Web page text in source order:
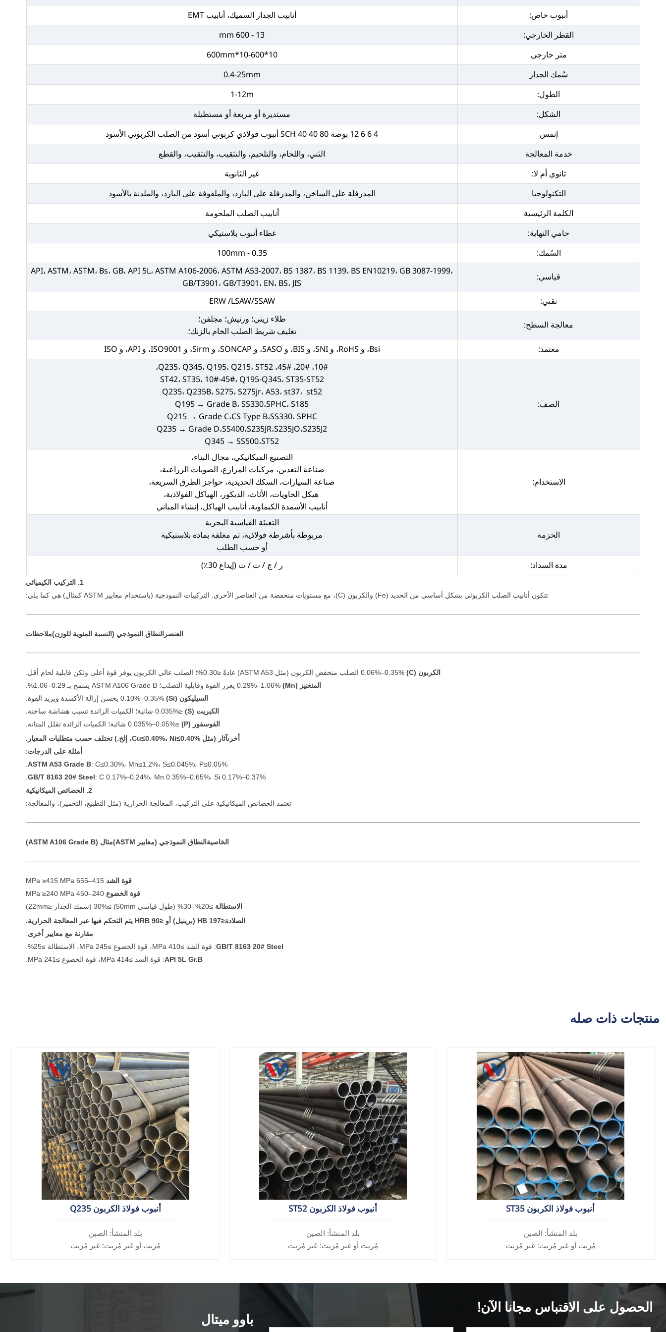
أنبوب خاص:
أنابيب الجدار السميك، أنابيب EMT
القطر الخارجي:
13 - 600 mm
متر خارجي
10*10-600*600mm
سُمك الجدار
0.4-25mm
الطول:
1-12m
الشكل:
مستديرة أو مربعة أو مستطيلة
إتمس
4 6 6 12 بوصة SCH 40 40 80 أنبوب فولاذي كربوني أسود من الصلب الكربوني الأسود
خدمة المعالجة
الثني، واللحام، والتلحيم، والتثقيب، والتثقيب، والقطع
ثانوي أم لا:
غير الثانوية
التكنولوجيا
المدرفلة على الساخن، والمدرفلة على البارد، والملفوفة على البارد، والملدنة بالأسود
الكلمة الرئيسية
أنابيب الصلب الملحومة
حامي النهاية:
غطاء أنبوب بلاستيكي
السُمك:
0.35 - 100mm
قياسي:
API، ASTM، ASTM، Bs، GB، API 5L، ASTM A106-2006، ASTM A53-2007، BS 1387، BS 1139، BS EN10219، GB 3087-1999،
GB/T3901، GB/T3901، EN، BS، JIS
تقني:
ERW /LSAW/SSAW
معالجة السطح:
طلاء زيتي؛ ورنيش؛ مجلفن؛
تغليف شريط الصلب الخام بالزنك؛
معتمد:
Bsi، و RoHS، و SNI، و BIS، و SASO، و SONCAP، و Sirm، و ISO9001، و API، و ISO
الصف:
10#، 20#، 45#، Q235، Q345، Q195، Q215، ST52،
ST42، ST35، 10#-45#، Q195-Q345، ST35-ST52
Q235، Q235B، S275، S275jr، A53، st37، st52
Q195 → Grade B، SS330،SPHC، S185
Q215 → Grade C،CS Type B،SS330، SPHC
Q235 → Grade D،SS400،S235JR،S235JO،S235J2
Q345 → SS500،ST52
الاستخدام:
التصنيع الميكانيكي، مجال البناء،
صناعة التعدين، مركبات المزارع، الصوبات الزراعية،
صناعة السيارات، السكك الحديدية، حواجز الطرق السريعة،
هيكل الحاويات، الأثاث، الديكور، الهياكل الفولاذية،
أنابيب الأسمدة الكيماوية، أنابيب الهياكل، إنشاء المباني
الحزمة
التعبئة القياسية البحرية
مربوطة بأشرطة فولاذية، ثم مغلفة بمادة بلاستيكية
أو حسب الطلب
مدة السداد:
ر / ج / ت / ت (إيداع 30٪)
1. التركيب الكيميائي
تتكون أنابيب الصلب الكربوني بشكل أساسي من الحديد (Fe) والكربون (C)، مع مستويات منخفضة من العناصر الأخرى. التركيبات النموذجية (باستخدام معايير ASTM كمثال) هي كما يلي:
العنصر النطاق النموذجي (النسبة المئوية للوزن)ملاحظات
الكربون (C)
0.06%–0.35% الصلب منخفض الكربون (مثل ASTM A53) عادةً ≤0.30%؛ الصلب عالي الكربون يوفر قوة أعلى ولكن قابلية لحام أقل.
المنغنيز (Mn)
0.29%–1.06% يعزز القوة وقابلية التصلب؛ ASTM A106 Grade B يسمح بـ 0.29–1.06%.
السيليكون (Si)
0.10%–0.35% يحسن إزالة الأكسدة ويزيد القوة.
الكبريت (S)
≤0.035% شائبة؛ الكميات الزائدة تسبب هشاشة ساخنة.
الفوسفور (P)
≤0.035%–0.05% شائبة؛ الكميات الزائدة تقلل المتانة.
أخرىآثار (مثل Cu≤0.40%، Ni≤0.40%، إلخ.) تختلف حسب متطلبات المعيار.
أمثلة على الدرجات:
ASTM A53 Grade B: C≤0.30%، Mn≤1.2%، S≤0.045%، P≤0.05%.
GB/T 8163 20# Steel: C 0.17%–0.24%، Mn 0.35%–0.65%، Si 0.17%–0.37%.
2. الخصائص الميكانيكية
تعتمد الخصائص الميكانيكية على التركيب، المعالجة الحرارية (مثل التطبيع، التخمير)، والمعالجة:
الخاصية النطاق النموذجي (معايير ASTM) مثال (ASTM A106 Grade B)
قوة الشد415–655 MPa ≥415 MPa
قوة الخضوع
الاستطالة ≥20%–30% (طول قياسي 50mm) ≥30% (سمك الجدار ≤22mm)
الصلادة≤197 HB (برينيل) أو ≤90 HRB يتم التحكم فيها عبر المعالجة الحرارية.
مقارنة مع معايير أخرى:
GB/T 8163 20# Steel: قوة الشد ≥410 MPa، قوة الخضوع ≥245 MPa، الاستطالة ≥25%.
API 5L Gr.B: قوة الشد ≥414 MPa، قوة الخضوع ≥241 MPa.
منتجات ذات صله
أنبوب فولاذ الكربون Q235
بلد المنشأ: الصين
مُزيت أو غير مُزيت: غير مُزيت
سبيكة أم لا: غير سبيكة
أنبوب فولاذ الكربون ST52
بلد المنشأ: الصين
مُزيت أو غير مُزيت: غير مُزيت
سبيكة أم لا: غير سبيكة
أنبوب فولاذ الكربون ST35
بلد المنشأ: الصين
مُزيت أو غير مُزيت: غير مُزيت
سبيكة أم لا: غير سبيكة
باوو ميتال
الحصول على الاقتباس مجانا الآن!